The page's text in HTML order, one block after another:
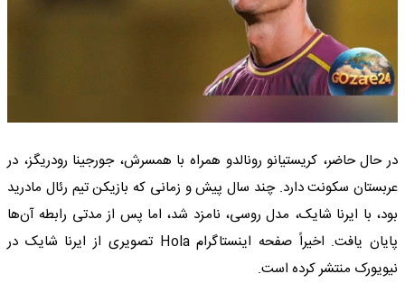
در حال حاضر، کریستیانو رونالدو همراه با همسرش، جورجینا رودریگز، در
عربستان سکونت دارد. چند سال پیش و زمانی که بازیکن تیم رئال مادرید
بود، با ایرنا شایک، مدل روسی، نامزد شد، اما پس از مدتی رابطه آن‌ها
پایان یافت. اخیراً صفحه اینستاگرام Hola تصویری از ایرنا شایک در
نیویورک منتشر کرده است.